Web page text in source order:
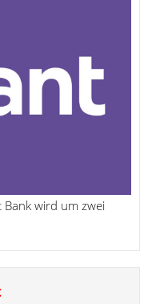
wird um zwei